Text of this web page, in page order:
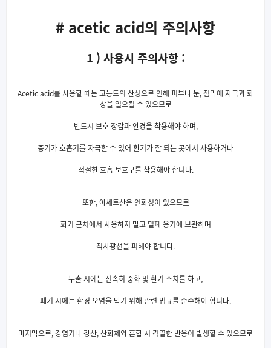
# acetic acid의 주의사항
1 ) 사용시 주의사항 :
Acetic acid를 사용할 때는 고농도의 산성으로 인해 피부나 눈, 점막에 자극과 화
상을 일으킬 수 있으므로
반드시 보호 장갑과 안경을 착용해야 하며,
증기가 호흡기를 자극할 수 있어 환기가 잘 되는 곳에서 사용하거나
적절한 호흡 보호구를 착용해야 합니다.
또한, 아세트산은 인화성이 있으므로
화기 근처에서 사용하지 말고 밀폐 용기에 보관하며
직사광선을 피해야 합니다.
누출 시에는 신속히 중화 및 환기 조치를 하고,
폐기 시에는 환경 오염을 막기 위해 관련 법규를 준수해야 합니다.
마지막으로, 강염기나 강산, 산화제와 혼합 시 격렬한 반응이 발생할 수 있으므로